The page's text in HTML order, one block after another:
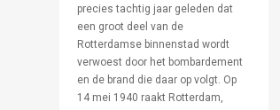
precies tachtig jaar geleden dat
een groot deel van de
Rotterdamse binnenstad wordt
verwoest door het bombardement
en de brand die daar op volgt. Op
14 mei 1940 raakt Rotterdam,